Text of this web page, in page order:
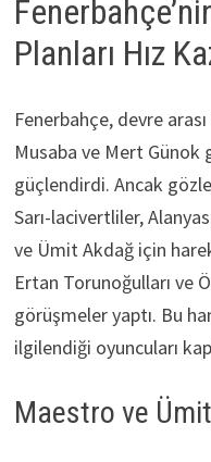
Planları Hız
Fenerbahçe, devre
Musaba ve Mert
güçlendirdi. Ancak
Sarı-lacivertliler,
ve Ümit Akdağ için
Ertan Torunoğulları ve
görüşmeler yaptı. Bu
ilgilendiği oyuncuları
Maestro ve